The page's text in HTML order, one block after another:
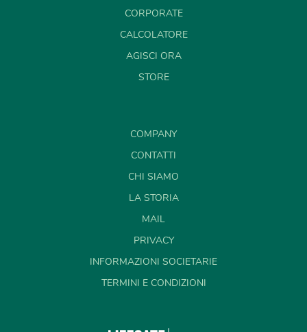
CORPORATE
CALCOLATORE
AGISCI ORA
STORE
COMPANY
CONTATTI
CHI SIAMO
LA STORIA
MAIL
PRIVACY
INFORMAZIONI SOCIETARIE
TERMINI E CONDIZIONI